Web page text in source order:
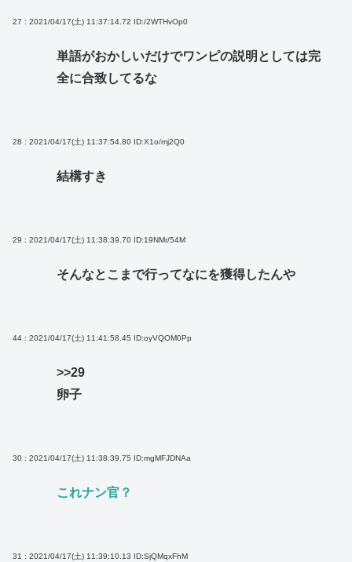
27 : 2021/04/17(土) 11:37:14.72 ID:/2WTHvOp0
単語がおかしいだけでワンピの説明としては完
全に合致してるな
28 : 2021/04/17(土) 11:37:54.80 ID:X1o/mj2Q0
結構すき
29 : 2021/04/17(土) 11:38:39.70 ID:19NMr/54M
そんなとこまで行ってなにを獲得したんや
44 : 2021/04/17(土) 11:41:58.45 ID:oyVQOM0Pp
>>29
卵子
30 : 2021/04/17(土) 11:38:39.75 ID:mgMFJDNAa
これナン官？
31 : 2021/04/17(土) 11:39:10.13 ID:SjQMqxFhM